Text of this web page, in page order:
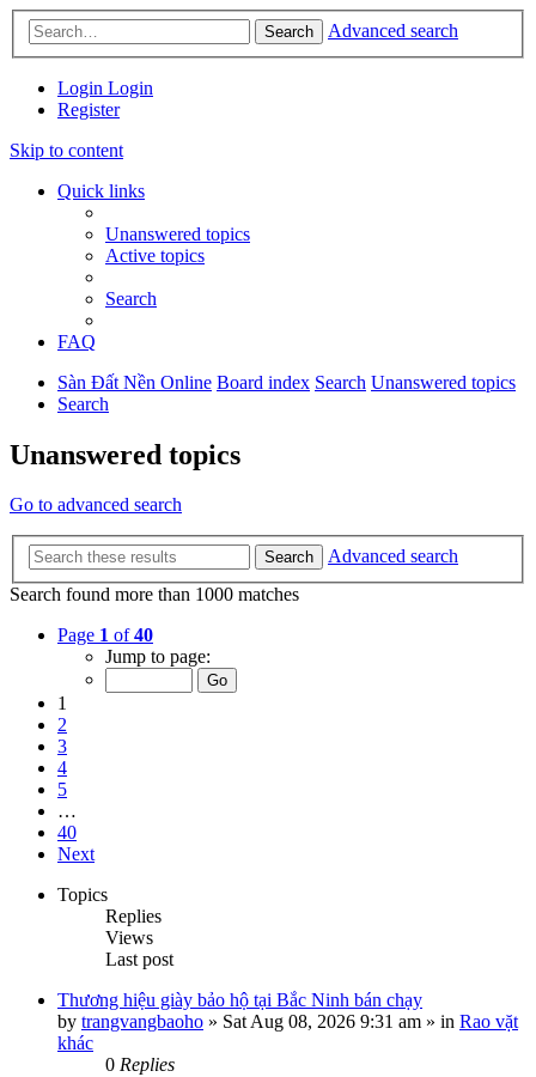
Search Advanced search
Login Login
Register
Skip to content
Quick links
Unanswered topics
Active topics
Search
FAQ
Sàn Đất Nền Online Board index Search Unanswered topics
Search
Unanswered topics
Go to advanced search
Search
Advanced search
Search found more than 1000 matches
Page 1 of40
Jump to page:
1
2
3
4
5
…
40
Next
Topics
Replies
Views
Last post
Thương hiệu giày bảo hộ tại Bắc Ninh bán chạy
by trangvangbaoho » Sat Aug 08, 2026 9:31 am » in Rao vặt
khác
0 Replies